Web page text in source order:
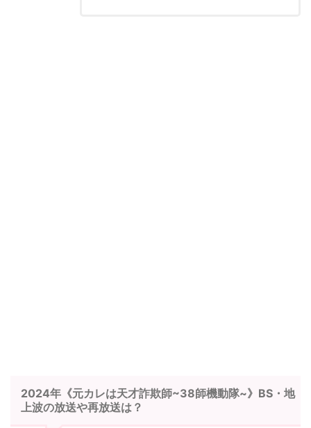
2024年《元カレは天才詐欺師~38師機動隊~》BS・地
上波の放送や再放送は？